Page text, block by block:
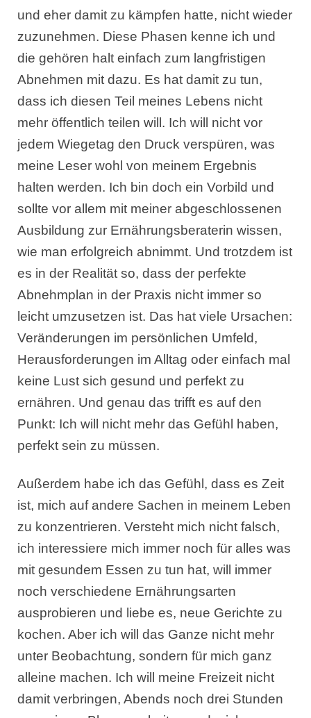
und eher damit zu kämpfen hatte, nicht wieder
zuzunehmen. Diese Phasen kenne ich und
die gehören halt einfach zum langfristigen
Abnehmen mit dazu. Es hat damit zu tun,
dass ich diesen Teil meines Lebens nicht
mehr öffentlich teilen will. Ich will nicht vor
jedem Wiegetag den Druck verspüren, was
meine Leser wohl von meinem Ergebnis
halten werden. Ich bin doch ein Vorbild und
sollte vor allem mit meiner abgeschlossenen
Ausbildung zur Ernährungsberaterin wissen,
wie man erfolgreich abnimmt. Und trotzdem ist
es in der Realität so, dass der perfekte
Abnehmplan in der Praxis nicht immer so
leicht umzusetzen ist. Das hat viele Ursachen:
Veränderungen im persönlichen Umfeld,
Herausforderungen im Alltag oder einfach mal
keine Lust sich gesund und perfekt zu
ernähren. Und genau das trifft es auf den
Punkt: Ich will nicht mehr das Gefühl haben,
perfekt sein zu müssen.
Außerdem habe ich das Gefühl, dass es Zeit
ist, mich auf andere Sachen in meinem Leben
zu konzentrieren. Versteht mich nicht falsch,
ich interessiere mich immer noch für alles was
mit gesundem Essen zu tun hat, will immer
noch verschiedene Ernährungsarten
ausprobieren und liebe es, neue Gerichte zu
kochen. Aber ich will das Ganze nicht mehr
unter Beobachtung, sondern für mich ganz
alleine machen. Ich will meine Freizeit nicht
damit verbringen, Abends noch drei Stunden